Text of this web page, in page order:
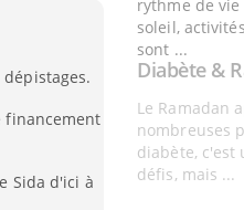
financement
Sida d'ici à